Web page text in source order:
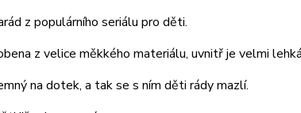
z populárního seriálu pro děti.
z velice měkkého materiálu, uvnitř je velmi
na dotek, a tak se s ním děti rády mazlí.